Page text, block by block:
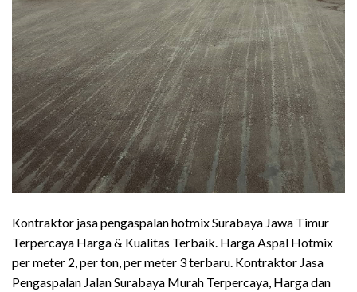
Kontraktor jasa pengaspalan hotmix Surabaya Jawa Timur
Terpercaya Harga & Kualitas Terbaik. Harga Aspal Hotmix
per meter 2, per ton, per meter 3 terbaru. Kontraktor Jasa
Pengaspalan Jalan Surabaya Murah Terpercaya, Harga dan